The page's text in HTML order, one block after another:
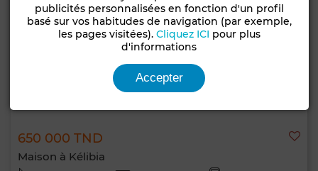
650 000 TND
Maison à Kélibia
publicités personnalisées en fonction d'un profil
basé sur vos habitudes de navigation (par exemple,
les pages visitées). Cliquez ICI pour plus
d'informations
Accepter